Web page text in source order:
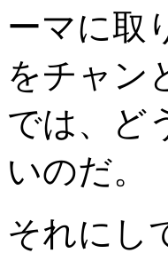
ーマに取
をチャン
では、ど
いのだ。
それにし